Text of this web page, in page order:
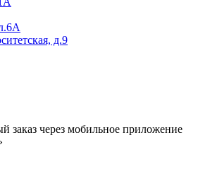
д.9
заказ через мобильное приложение